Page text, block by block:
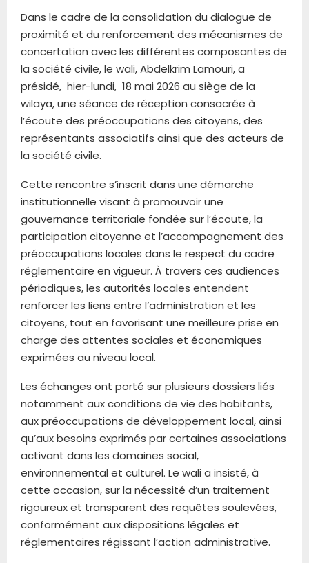
Dans le cadre de la consolidation du dialogue de
proximité et du renforcement des mécanismes de
concertation avec les différentes composantes de
la société civile, le wali, Abdelkrim Lamouri, a
présidé, hier-lundi, 18 mai 2026 au siège de la
wilaya, une séance de réception consacrée à
l’écoute des préoccupations des citoyens, des
représentants associatifs ainsi que des acteurs de
la société civile.
Cette rencontre s’inscrit dans une démarche
institutionnelle visant à promouvoir une
gouvernance territoriale fondée sur l’écoute, la
participation citoyenne et l’accompagnement des
préoccupations locales dans le respect du cadre
réglementaire en vigueur. À travers ces audiences
périodiques, les autorités locales entendent
renforcer les liens entre l’administration et les
citoyens, tout en favorisant une meilleure prise en
charge des attentes sociales et économiques
exprimées au niveau local.
Les échanges ont porté sur plusieurs dossiers liés
notamment aux conditions de vie des habitants,
aux préoccupations de développement local, ainsi
qu’aux besoins exprimés par certaines associations
activant dans les domaines social,
environnemental et culturel. Le wali a insisté, à
cette occasion, sur la nécessité d’un traitement
rigoureux et transparent des requêtes soulevées,
conformément aux dispositions légales et
réglementaires régissant l’action administrative.